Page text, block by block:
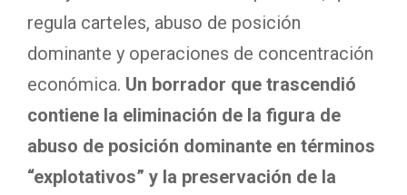
regula carteles, abuso de posición
dominante y operaciones de concentración
económica. Un borrador que trascendió
contiene la eliminación de la figura de
abuso de posición dominante en términos
“explotativos” y la preservación de la